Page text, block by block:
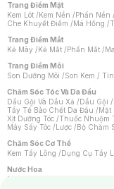
Trang Điểm Mặt
Kem Lót /Kem Nền /Phấn Nền /
Che Khuyết Điểm /Má Hồng /
Trang Điểm Mắt
Kẻ Mày /Kẻ Mắt /Phấn Mắt /
Trang Điểm Môi
Son Dưỡng Môi /Son Kem /
Chăm Sóc Tóc Và Da Đầu
Dầu Gội Và Dầu Xả /Dầu Gội /
Tẩy Tế Bào Chết Da Đầu /Mặt
Xịt Dưỡng Tóc /Thuốc Nhuộm
Máy Sấy Tóc /Lược /Bộ Chăm
Chăm Sóc Cơ Thể
Kem Tẩy Lông /Dụng Cụ Tẩy
Nước Hoa
Nước Hoa Nữ